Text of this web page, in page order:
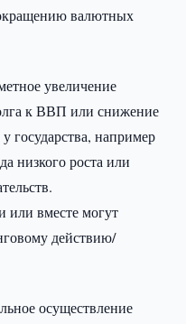
валютных
увеличение
к ВВП или снижение
государства, например
низкого роста или
или вместе могут
действию/
осуществление